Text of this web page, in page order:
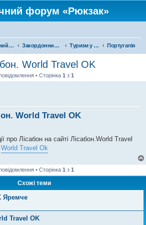
форум «Рюкзак»
Туристичний форум «Рюкзак» Закордонний туризм Туризм у Європі Португалія
World Travel OK
• Сторінка 1 з 1
World Travel OK
про Лісабон на сайті Лісабон.World Travel
World Travel Ok
• Сторінка 1 з 1
Схожі теми
Яремче
Travel OK